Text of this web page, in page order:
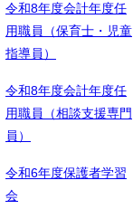
令和8年度会計年度任
用職員（保育士・児童
指導員）
令和8年度会計年度任
用職員（相談支援専門
員）
令和6年度保護者学習
会